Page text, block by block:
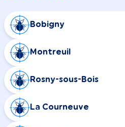
Bobigny
Montreuil
Rosny-sous-Bois
La Courneuve